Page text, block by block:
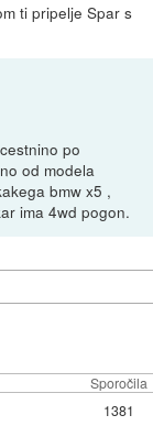
ti pripelje Spar s
po
od modela
bmw x5 ,
ima 4wd pogon.
Sporočila
1381